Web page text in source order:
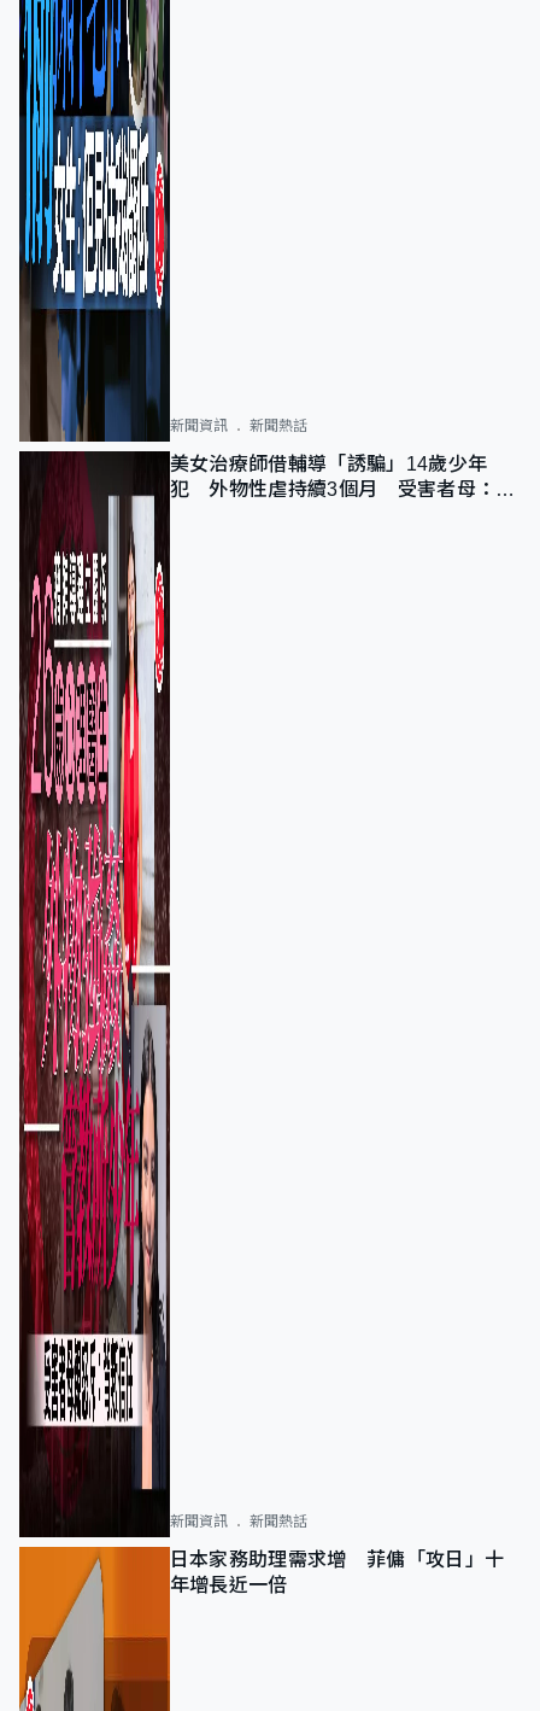
新聞資訊 新聞熱話
美女治療師借輔導「誘騙」14歲少年
犯 外物性虐持續3個月 受害者母：要
新聞資訊 新聞熱話
日本家務助理需求增 菲傭「攻日」十
年增長近一倍